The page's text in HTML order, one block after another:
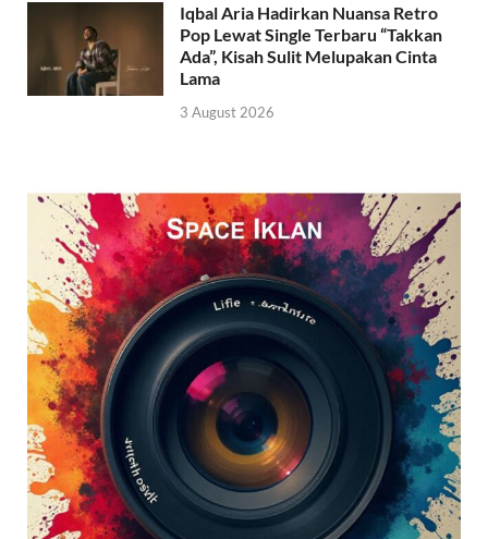
Iqbal Aria Hadirkan Nuansa Retro
Pop Lewat Single Terbaru “Takkan
Ada”, Kisah Sulit Melupakan Cinta
Lama
3 August 2026